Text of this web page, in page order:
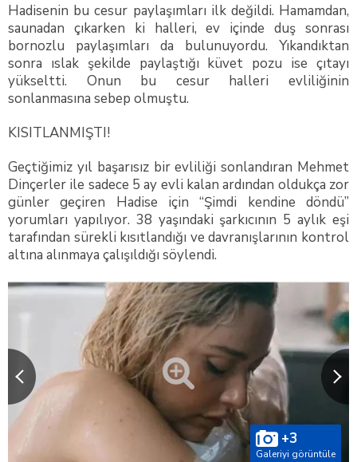
Hadisenin bu cesur paylaşımları ilk değildi. Hamamdan,
saunadan çıkarken ki halleri, ev içinde duş sonrası
bornozlu paylaşımları da bulunuyordu. Yıkandıktan
sonra ıslak şekilde paylaştığı küvet pozu ise çıtayı
yükseltti. Onun bu cesur halleri evliliğinin
sonlanmasına sebep olmuştu.
KISITLANMIŞTI!
Geçtiğimiz yıl başarısız bir evliliği sonlandıran Mehmet
Dinçerler ile sadece 5 ay evli kalan ardından oldukça zor
günler geçiren Hadise için “Şimdi kendine döndü”
yorumları yapılıyor. 38 yaşındaki şarkıcının 5 aylık eşi
tarafından sürekli kısıtlandığı ve davranışlarının kontrol
altına alınmaya çalışıldığı söylendi.
+3
Galeriyi görüntüle